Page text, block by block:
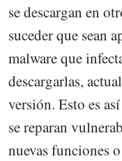
se descargan en
suceder que sean
malware que
descargarlas,
versión. Esto es
se reparan
nuevas funciones